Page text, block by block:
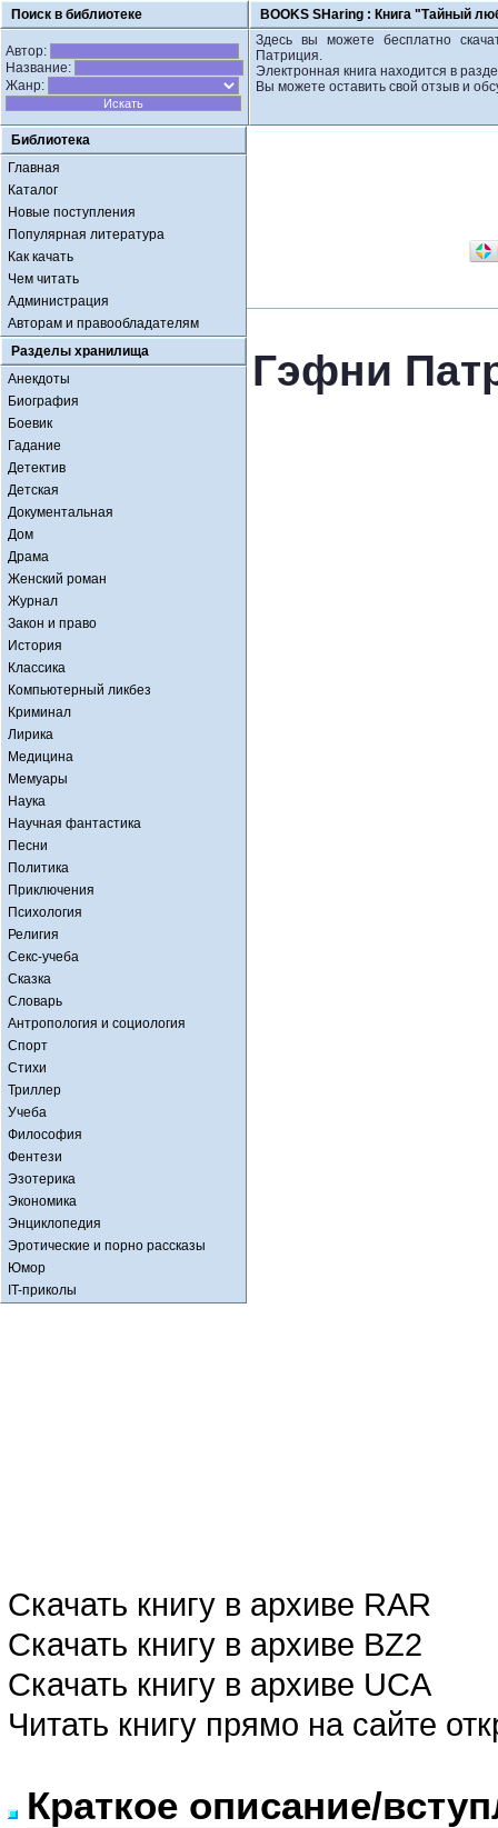
Поиск в библиотеке BOOKS SHaring : Книга "Тайный
Автор:
Название:
Жанр:
Здесь вы можете бесплатно
Патриция.
Электронная книга находится в
Вы можете оставить свой отзыв и
Библиотека
Главная
Каталог
Новые поступления
Популярная литература
Как качать
Чем читать
Администрация
Авторам и правообладателям
Разделы хранилища
Анекдоты
Биография
Боевик
Гадание
Детектив
Детская
Документальная
Дом
Драма
Женский роман
Журнал
Закон и право
История
Классика
Компьютерный ликбез
Криминал
Лирика
Медицина
Мемуары
Наука
Научная фантастика
Песни
Политика
Приключения
Психология
Религия
Секс-учеба
Сказка
Словарь
Антропология и социология
Спорт
Стихи
Триллер
Учеба
Философия
Фентези
Эзотерика
Экономика
Энциклопедия
Эротические и порно рассказы
Юмор
IT-приколы
Гэфни
Скачать книгу в архиве RAR
Скачать книгу в архиве BZ2
Скачать книгу в архиве UCA
Читать книгу прямо на сайте
Краткое описание/